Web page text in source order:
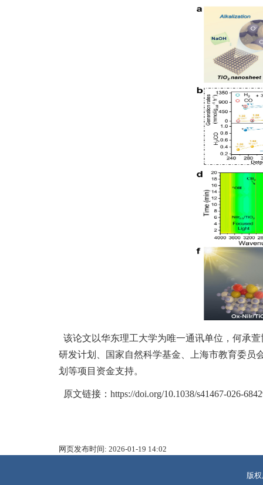
该论文以华东理工大学为唯一通讯单位，何承
研发计划、国家自然科学基金、上海市教育委员
划等项目资金支持。
原文链接： https://doi.org/10.1038/s41467-026-
网页发布时间: 2026-01-19 14:02
版